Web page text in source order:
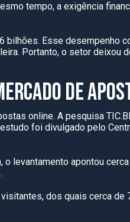
tempo, a exigência
Esse desempenho
Portanto, o setor deixou
DE
online. A pesquisa
foi divulgado pelo
levantamento apontou
dos quais cerca de